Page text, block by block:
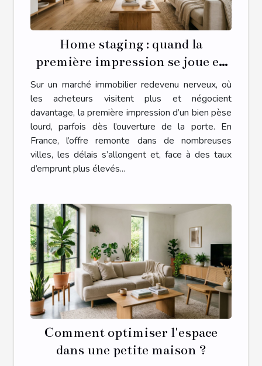
Home staging : quand la
première impression se joue en
quelques secondes
Sur un marché immobilier redevenu nerveux, où
les acheteurs visitent plus et négocient
davantage, la première impression d’un bien pèse
lourd, parfois dès l’ouverture de la porte. En
France, l’offre remonte dans de nombreuses
villes, les délais s’allongent et, face à des taux
d’emprunt plus élevés...
Comment optimiser l'espace
dans une petite maison ?